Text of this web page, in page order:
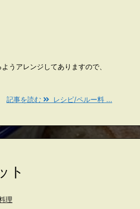
うアレンジしてありますので、
記事を読む レシピ/ペルー料 ...
ト
理